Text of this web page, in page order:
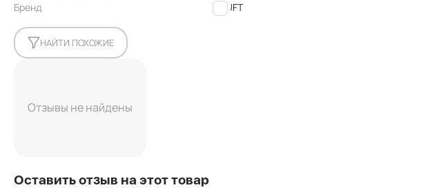
Бренд
SHUFT
НАЙТИ ПОХОЖИЕ
Отзывы не найдены
Оставить отзыв на этот товар